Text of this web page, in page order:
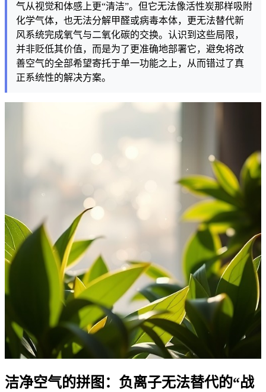
气从视觉和体感上更“清洁”。但它无法像活性炭那样吸附
化学气体，也无法分解甲醛或病毒本体，更无法替代新
风系统完成氧气与二氧化碳的交换。认识到这些局限，
并非贬低其价值，而是为了更准确地部署它，避免将改
善空气的全部希望寄托于单一功能之上，从而错过了真
正系统性的解决方案。
洁净空气的拼图：负离子无法替代的“战